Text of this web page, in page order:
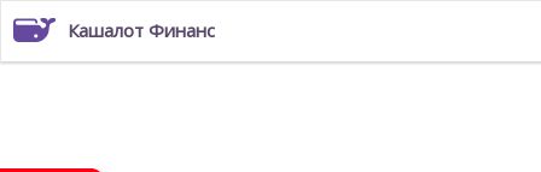
Кашалот Финанс